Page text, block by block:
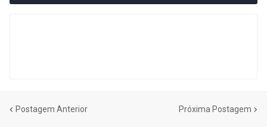
Postagem Anterior Próxima Postagem